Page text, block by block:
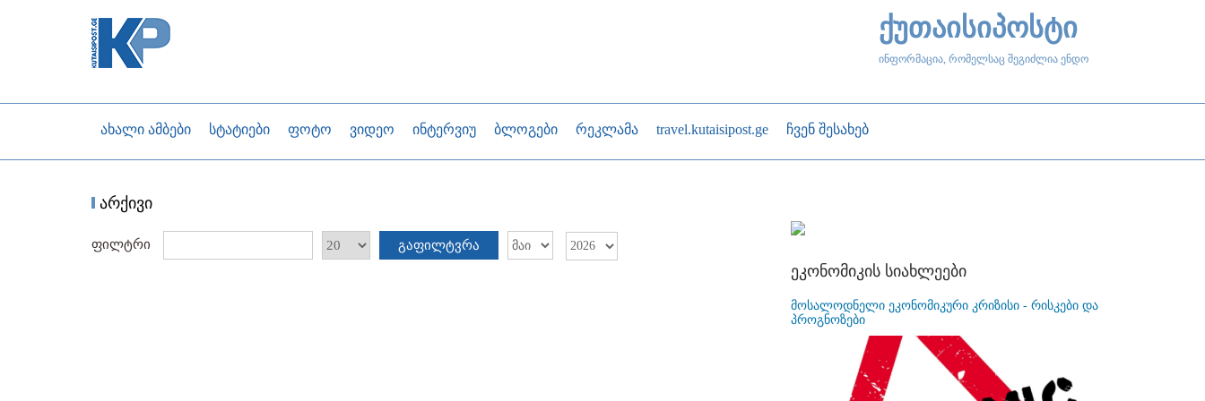
ქუთაისიპოსტი
ინფორმაცია, რომელსაც შეგიძლია ენდო
ახალი ამბები სტატიები ფოტო ვიდეო ინტერვიუ ბლოგები რეკლამა travel.kutaisipost.ge ჩვენ შესახებ
არქივი
ფილტრი გაფილტვრა
ეკონომიკის სიახლეები
მოსალოდნელი ეკონომიკური კრიზისი - რისკები და
პროგნოზები